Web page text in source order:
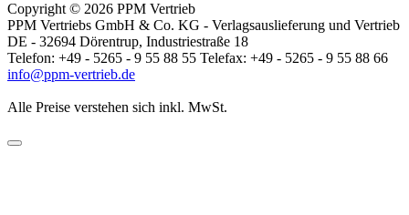
Copyright © 2026 PPM Vertrieb
PPM Vertriebs GmbH & Co. KG - Verlagsauslieferung und Vertrieb
DE - 32694 Dörentrup, Industriestraße 18
Telefon: +49 - 5265 - 9 55 88 55 Telefax: +49 - 5265 - 9 55 88 66
info@ppm-vertrieb.de
Alle Preise verstehen sich inkl. MwSt.